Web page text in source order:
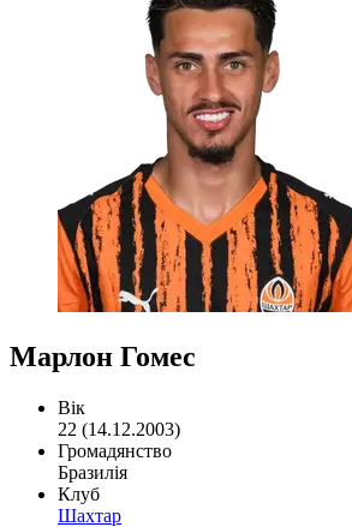
Марлон Гомес
Вік
22 (14.12.2003)
Громадянство
Бразилія
Клуб
Шахтар